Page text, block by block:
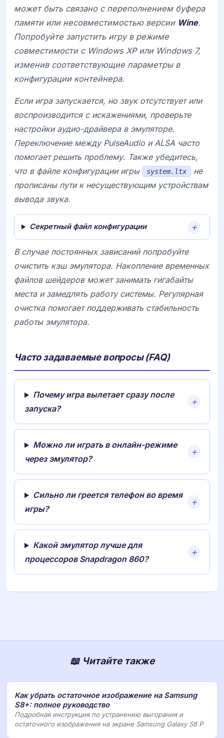
может быть связано с переполнением буфера
памяти или несовместимостью версии Wine.
Попробуйте запустить игру в режиме
совместимости с Windows XP или Windows 7,
изменив соответствующие параметры в
конфигурации контейнера.
Если игра запускается, но звук отсутствует или
воспроизводится с искажениями, проверьте
настройки аудио-драйвера в эмуляторе.
Переключение между PulseAudio иALSA часто
помогает решить проблему. Также убедитесь,
что в файле конфигурации игры
system.ltx
не
прописаны пути к несуществующим устройствам
вывода звука.
Секретный файл конфигурации
В случае постоянных зависаний попробуйте
очистить кэш эмулятора. Накопление временных
файлов шейдеров может занимать гигабайты
места и замедлять работу системы. Регулярная
очистка помогает поддерживать стабильность
работы эмулятора.
Часто задаваемые вопросы (FAQ)
Почему игра вылетает сразу после
запуска?
Можно ли играть в онлайн-режиме
через эмулятор?
Сильно ли греется телефон во время
игры?
Какой эмулятор лучше для
процессоров Snapdragon 860?
📖 Читайте также
Как убрать остаточное изображение на Samsung
S8+: полное руководство
Подробная инструкция по устранению выгорания и
остаточного изображения на экране Samsung Galaxy S8 P